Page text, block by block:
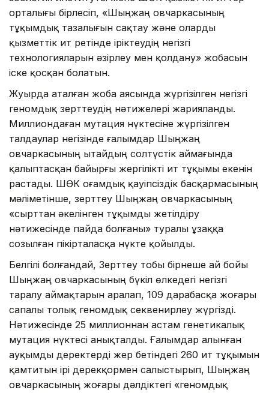
орталығы бірлесіп, «Шыңжаң овчаркасының
тұқымдық тазалығын сақтау және оларды
қызметтік ит ретінде іріктеудің негізгі
технологияларын әзірлеу мен қолдану» жобасын
іске қосқан болатын.
Жуырда аталған жоба аясында жүргізілген негізгі
геномдық зерттеудің нәтижелері жарияланды.
Миллиондаған мутация нүктесіне жүргізілген
талдаулар негізінде ғалымдар Шыңжаң
овчаркасының Қытайдың солтүстік аймағында
қалыптасқан байырғы жергілікті ит тұқымы екенін
растады. ШӨҚК Қоғамдық қауіпсіздік басқармасының
мәліметінше, зерттеу Шыңжаң овчаркасының
«сырттан әкелінген тұқымды жетілдіру
нәтижесінде пайда болғаны» туралы ұзаққа
созылған пікірталасқа нүкте қойылды.
Белгілі болғандай, Зерттеу тобы бірнеше ай бойы
Шыңжаң овчаркасының бүкіл өлкедегі негізгі
таралу аймақтарын аралап, 109 дарабасқа жоғары
сапалы толық геномдық секвенирлеу жүргізді.
Нәтижесінде 25 миллионнан астам генетикалық
мутация нүктесі анықталды. Ғалымдар алынған
ауқымды деректерді жер бетіндегі 260 ит тұқымын
қамтитын ірі дерекқормен салыстырып, Шыңжаң
овчаркасының жоғары дәлдіктегі «геномдық